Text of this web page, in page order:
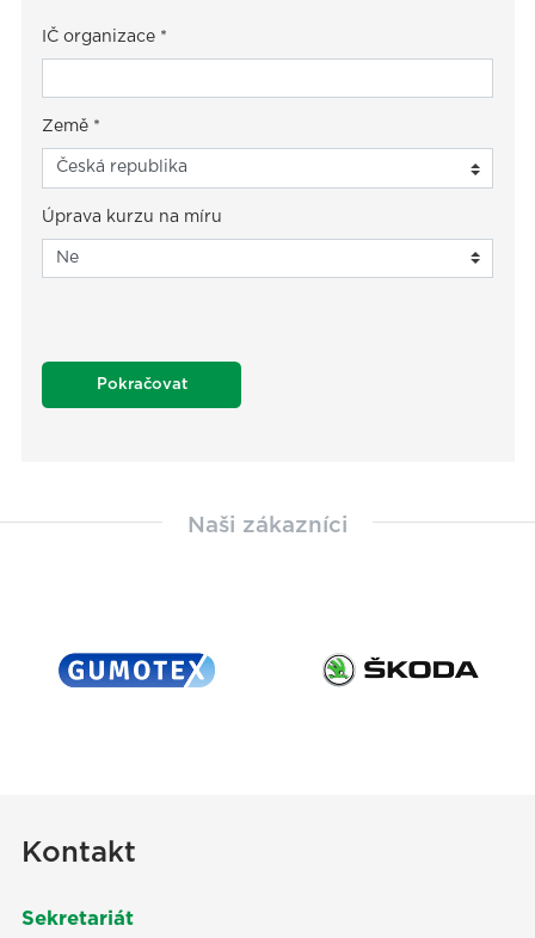
IČ organizace *
Země *
Úprava kurzu na míru
Pokračovat
Naši zákazníci
Kontakt
Sekretariát